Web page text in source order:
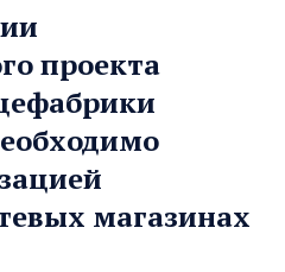
проекта
магазинах